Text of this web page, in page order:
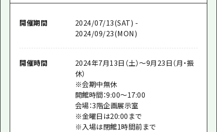
開催期間
2024/07/13(SAT) -
2024/09/23(MON)
開催時間
2024年7月13日（土）～9月23日（月・振
休）
※会期中無休
開館時間：9:00～17:00
会場：3階企画展示室
※金曜日は20:00まで
※入場は閉館1時間前まで